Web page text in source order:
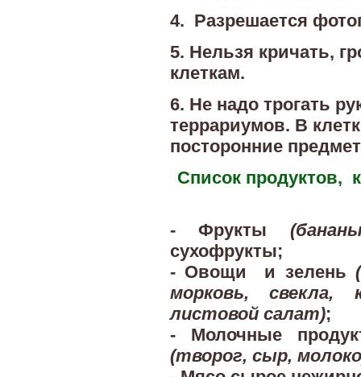
4. Разрешается
5. Нельзя кричать,
клеткам.
6. Не надо трогать
террариумов. В
посторонние
Список продуктов,
- Фрукты
сухофрукты;
- Овощи и зелень
морковь, свекла,
листовой салат);
- Молочные
(творог, сыр,